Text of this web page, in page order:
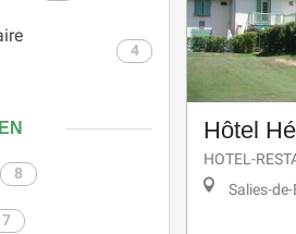
4
8
7
Hôtel
HOTEL-
Salies-